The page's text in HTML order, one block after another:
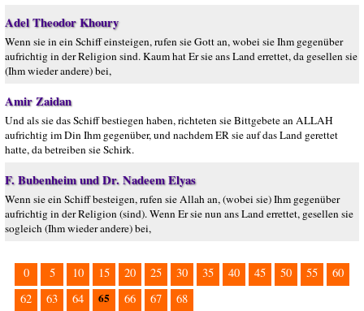
Adel Theodor Khoury
Wenn sie in ein Schiff einsteigen, rufen sie Gott an, wobei sie Ihm gegenüber
aufrichtig in der Religion sind. Kaum hat Er sie ans Land errettet, da gesellen sie
(Ihm wieder andere) bei,
Amir Zaidan
Und als sie das Schiff bestiegen haben, richteten sie Bittgebete an ALLAH
aufrichtig im Din Ihm gegenüber, und nachdem ER sie auf das Land gerettet
hatte, da betreiben sie Schirk.
F. Bubenheim und Dr. Nadeem Elyas
Wenn sie ein Schiff besteigen, rufen sie Allah an, (wobei sie) Ihm gegenüber
aufrichtig in der Religion (sind). Wenn Er sie nun ans Land errettet, gesellen sie
sogleich (Ihm wieder andere) bei,
0 5 10 15 20 25 30 35 40 45 50 55
60
62
63 64 65 66 67 68